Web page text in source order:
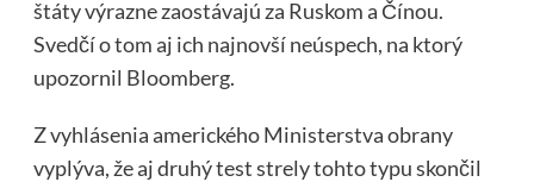
štáty výrazne zaostávajú za Ruskom a Čínou.
Svedčí o tom aj ich najnovší neúspech, na ktorý
upozornil Bloomberg.
Z vyhlásenia amerického Ministerstva obrany
vyplýva, že aj druhý test strely tohto typu skončil